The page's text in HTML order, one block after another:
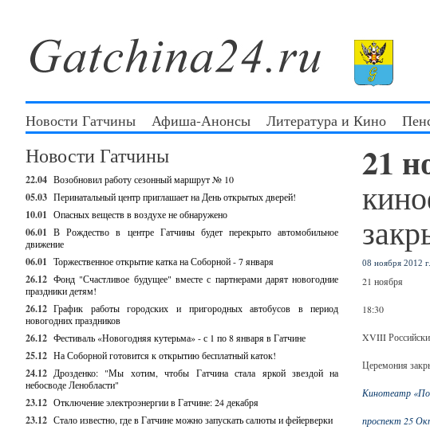
Новости Гатчины Афиша-Анонсы Литература и Кино
Новости Гатчины
22.04 Возобновил работу сезонный маршрут № 10
05.03 Перинатальный центр приглашает на День открытых дверей!
10.01 Опасных веществ в воздухе не обнаружено
06.01 В Рождество в центре Гатчины будет перекрыто автомобильное
движение
06.01 Торжественное открытие катка на Соборной - 7 января
26.12 Фонд "Счастливое будущее" вместе с партнерами дарят новогодние
праздники детям!
26.12 График работы городских и пригородных автобусов в период
новогодних праздников
26.12 Фестиваль «Новогодняя кутерьма» - с 1 по 8 января в Гатчине
25.12 На Соборной готовится к открытию бесплатный каток!
24.12 Дрозденко: "Мы хотим, чтобы Гатчина стала яркой звездой на
небосводе Ленобласти"
23.12 Отключение электроэнергии в Гатчине: 24 декабря
23.12 Стало известно, где в Гатчине можно запускать салюты и фейерверки
21
08 ноября 2012 г.
21 ноября
18:30
XVIII
Церемония
Кинотеатр
проспект 25